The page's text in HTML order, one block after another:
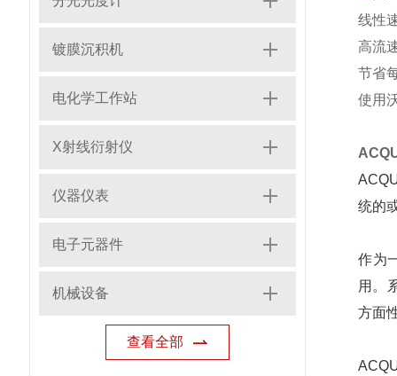
镀膜沉积机
电化学工作站
X射线衍射仪
仪器仪表
电子元器件
机械设备
查看全部
线性
高流
节省
使用
统的
作为
用。
方面